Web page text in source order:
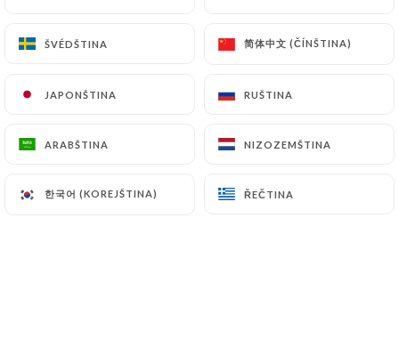
ŠVÉDŠTINA 简体中文 (ČÍNŠTINA)
JAPONŠTINA RUŠTINA
ARABŠTINA NIZOZEMŠTINA
한국어 (KOREJŠTINA) ŘEČTINA
ŠVÉDŠTINA 简体中文 (ČÍNŠTINA)
JAPONŠTINA RUŠTINA
ARABŠTINA NIZOZEMŠTINA
한국어 (KOREJŠTINA) ŘEČTINA